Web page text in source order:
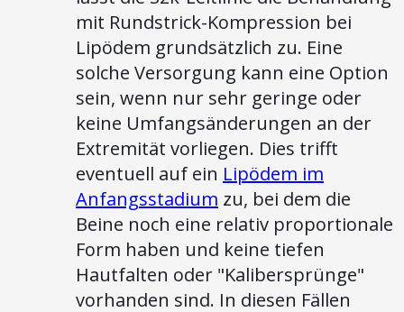
mit Rundstrick-Kompression bei
Lipödem grundsätzlich zu. Eine
solche Versorgung kann eine Option
sein, wenn nur sehr geringe oder
keine Umfangsänderungen an der
Extremität vorliegen. Dies trifft
eventuell auf ein Lipödem im
Anfangsstadium zu, bei dem die
Beine noch eine relativ proportionale
Form haben und keine tiefen
Hautfalten oder "Kalibersprünge"
vorhanden sind. In diesen Fällen